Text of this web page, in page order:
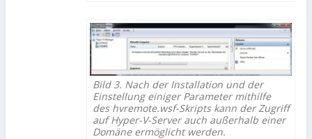
Bild 3. Nach der Installation und der
Einstellung einiger Parameter mithilfe
des hvremote.wsf-Skripts kann der Zugriff
auf Hyper-V-Server auch außerhalb einer
Domäne ermöglicht werden.